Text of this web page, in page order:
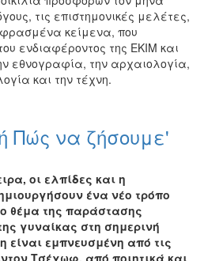
τις επιστημονικές μελέτες,
κείμενα, που
ενδιαφέροντος της ΕΚΙΜ και
εθνογραφία, την αρχαιολογία,
και την τέχνη.
Πώς να ζήσουμε'
οι ελπίδες και η
ένα νέο τρόπο
θέμα της παράστασης
γυναίκας στη σημερινή
είναι εμπνευσμένη από τις
Τσέχωφ, από ποιητικά και